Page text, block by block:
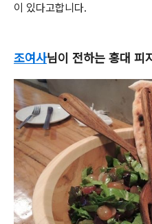
이 있다고합니다.
조여사님이 전하는 홍대 피